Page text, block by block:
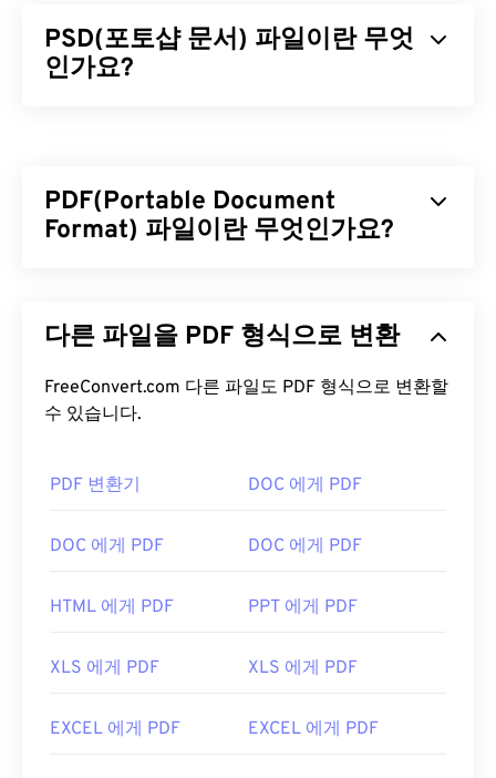
PSD(포토샵 문서) 파일이란 무엇
인가요?
객체, 필터 등을 모두 하나의 파일에 저장할 수 있습
니다! PSD를 사용하면 파일 정보를 접근 가능한 형식
니다.
PSD 파일을 어떻게 여나요?
으로는 GNU Image Manipulation Program(
지 않습니다. 이를 해결하기 위해 PSD는 데이터를 압
다. 대부분의 경우
손실 압축을 제공하는
PDF(Portable Document
Format) 파일이란 무엇인가요?
로, 오늘날 가장 널리 사용되는 파일 형식 중 하나입
그대로 유지할 수 있기 때문입니다. PDF 파일은 어떤
기기나 운영 체제에서든 항상 동일하게 표시됩니다.
PDF 파일을 어떻게 여나요?
Adobe Acrobat Reader를
사용합니다. Adobe는
연 가장인기 있는 무료 PDF 리더입니다. 사용하기
는 전혀 어렵지 않지만, 제 생각에는 불필요하거나 원
프로그램입니다.
PDF 파일을 자동으로 열 수 있습니다. 추가 기능이나
다른 파일을 PDF 형식으로 변환
FreeConvert.com 다른 파일도 PDF 형식으로 변환할
수 있습니다.
PDF 변환기 DOC 에게 PDF
DOC 에게 PDF DOC 에게 PDF
HTML 에게 PDF PPT 에게 PDF
XLS 에게 PDF XLS 에게 PDF
EXCEL 에게 PDF EXCEL 에게 PDF